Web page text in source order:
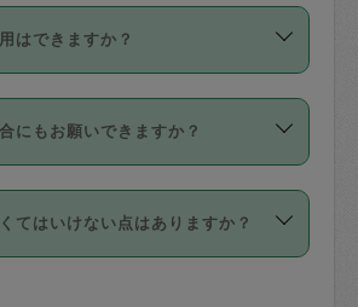
していますので、各自の得意
ください。
ンターの講評は１件目のレビュ
詳細】タスカジさんの登録に際
り、
損害賠償保険について教えて
んへ「募集」をかけることが
。
料には、以下の2種類がありま
ンセル（定期、スポット契約
える※と、以下のキャンセル
ます。
はできますか？
用」というメニューはありま
一回のみ」依頼を活用するこ
、気に入ったタスカジさんを
の合う気になるタスカジさ
にもお願いできますか？
の作業はタスカジさんの同意
。数回の依頼ののち、タスカ
頼者の間で十分な信頼関係が
てはいけない点はありますか？